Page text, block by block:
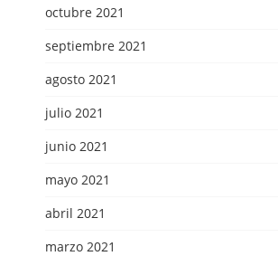
octubre 2021
septiembre 2021
agosto 2021
julio 2021
junio 2021
mayo 2021
abril 2021
marzo 2021